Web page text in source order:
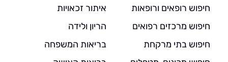
חיפוש רופאים ורופאות
חיפוש מרכזים רפואים
חיפוש בתי מרקחת
איתור זכאויות
הריון ולידה
בריאות המשפחה